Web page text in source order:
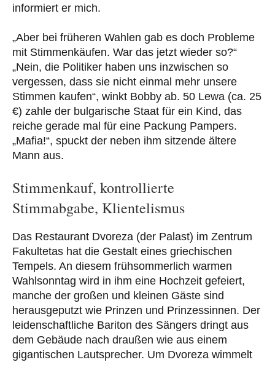
informiert er mich.
„Aber bei früheren Wahlen gab es doch Probleme
mit Stimmenkäufen. War das jetzt wieder so?“
„Nein, die Politiker haben uns inzwischen so
vergessen, dass sie nicht einmal mehr unsere
Stimmen kaufen“, winkt Bobby ab. 50 Lewa (ca. 25
€) zahle der bulgarische Staat für ein Kind, das
reiche gerade mal für eine Packung Pampers.
„Mafia!“, spuckt der neben ihm sitzende ältere
Mann aus.
Stimmenkauf, kontrollierte
Stimmabgabe, Klientelismus
Das Restaurant Dvoreza (der Palast) im Zentrum
Fakultetas hat die Gestalt eines griechischen
Tempels. An diesem frühsommerlich warmen
Wahlsonntag wird in ihm eine Hochzeit gefeiert,
manche der großen und kleinen Gäste sind
herausgeputzt wie Prinzen und Prinzessinnen. Der
leidenschaftliche Bariton des Sängers dringt aus
dem Gebäude nach draußen wie aus einem
gigantischen Lautsprecher. Um Dvoreza wimmelt